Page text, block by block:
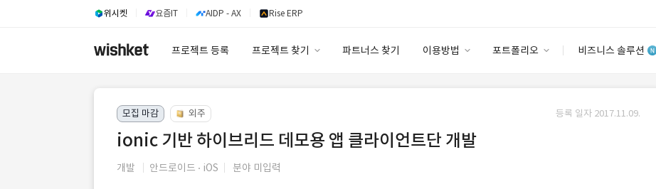
위시켓 요즘IT AIDP - AX Rise ERP
프로젝트 등록 프로젝트 찾기 파트너스 찾기 이용방법 포트폴리오 비즈니스 솔루션
이용요금
고객센터
안심 코드 케어
모집 마감 외주 등록 일자 2017.11.09.
ionic 기반 하이브리드 데모용 앱 클라이언트단 개발
개발 안드로이드 iOS 분야 미입력